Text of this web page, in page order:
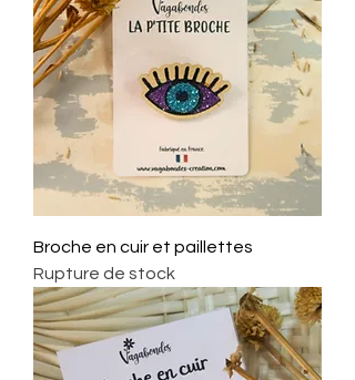
Broche en cuir et paillettes
Rupture de stock